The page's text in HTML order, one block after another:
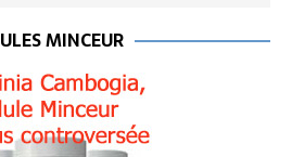
MINCEUR